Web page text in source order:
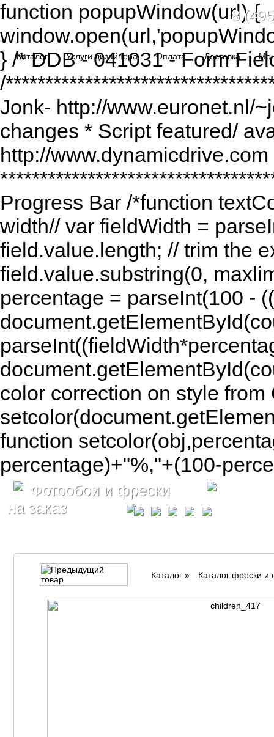
function popupWindow(url) {
} /* DDB - 041031 - Form
/
Jonk- http://www.euronet.nl/
changes * Script featured/
http://
Progress Bar /*function
width// var fieldWidth =
field.value.length; // trim the
field.value.substring(0,
percentage = parseInt(100 -
color correction on style
function
percentage)+"%,"+(100-
Фотообои и фрески
на заказ
8
Каталог Услуги дизайнера Оплата Доставка
Каталог » Каталог фрески и